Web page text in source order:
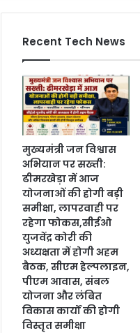
Recent Tech News
मुख्यमंत्री जन विश्वास
अभियान पर सख्ती:
ढीमरखेड़ा में आज
योजनाओं की होगी बड़ी
समीक्षा, लापरवाही पर
रहेगा फोकस,सीईओ
युजवेंद्र कोरी की
अध्यक्षता में होगी अहम
बैठक, सीएम हेल्पलाइन,
पीएम आवास, संबल
योजना और लंबित
विकास कार्यों की होगी
विस्तृत समीक्षा